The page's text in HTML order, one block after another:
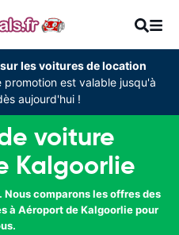
les voitures de location
promotion est valable jusqu'à
aujourd'hui !
voiture
Kalgoorlie
comparons les offres des
à Aéroport de Kalgoorlie pour